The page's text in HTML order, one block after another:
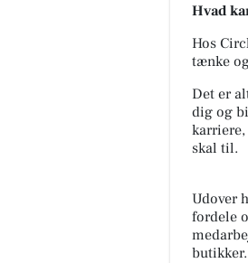
Hvad
Hos
tænke
Det er
dig og
skal til.
Udover
fordele